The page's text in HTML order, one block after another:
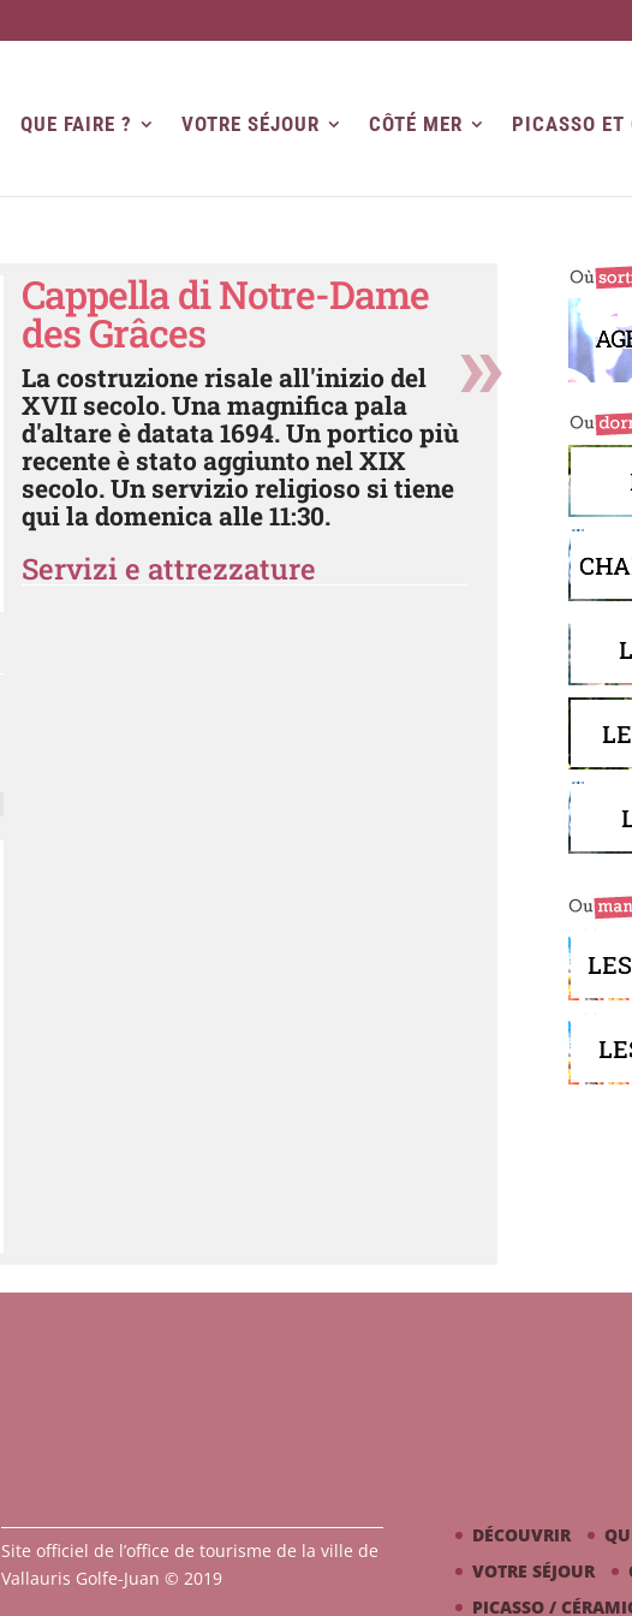
QUE FAIRE ? VOTRE SÉJOUR CÔTÉ MER PICASSO ET
Cappella di Notre-Dame
des Grâces
La costruzione risale all'inizio del
XVII secolo. Una magnifica pala
d'altare è datata 1694. Un portico più
recente è stato aggiunto nel XIX
secolo. Un servizio religioso si tiene
qui la domenica alle 11:30.
Servizi e attrezzature
Site officiel de l’office de tourisme de la ville de
Vallauris Golfe-Juan © 2019
DÉCOUVRIR
VOTRE SÉJOUR
PICASSO /